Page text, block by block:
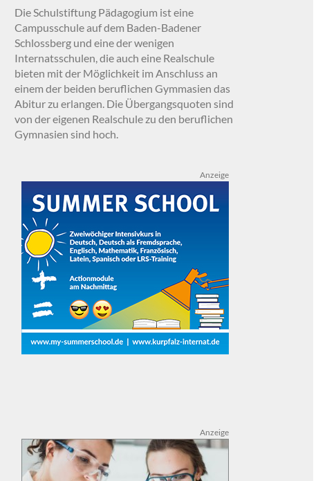
Die Schulstiftung Pädagogium ist eine
Campusschule auf dem Baden-Badener
Schlossberg und eine der wenigen
Internatsschulen, die auch eine Realschule
bieten mit der Möglichkeit im Anschluss an
einem der beiden beruflichen Gymmasien das
Abitur zu erlangen. Die Übergangsquoten sind
von der eigenen Realschule zu den beruflichen
Gymnasien sind hoch.
Anzeige
Anzeige